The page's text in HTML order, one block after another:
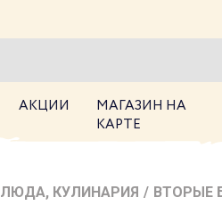
АКЦИИ
МАГАЗИН НА
КАРТЕ
КУЛИНАРИЯ / ВТОРЫЕ